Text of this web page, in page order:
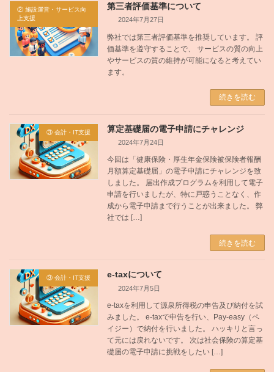
② 施設運営・サービス向
上支援
第三者評価基準について
2024年7月27日
弊社では第三者評価基準を推奨しています。 評
価基準を遵守することで、 サービスの質の向上
やサービスの質の維持が可能になると考えてい
ます。
続きを読む
③ 会計・IT支援 算定基礎届の電子申請にチャレンジ
2024年7月24日
今回は「健康保険・厚生年金保険被保険者報酬
月額算定基礎届」の電子申請にチャレンジを致
しました。 届出作成プログラムを利用して電子
申請を行いましたが、特に戸惑うことなく、作
成から電子申請まで行うことが出来ました。 弊
社では […]
続きを読む
③ 会計・IT支援 e-taxについて
2024年7月5日
e-taxを利用して源泉所得税の申告及び納付を試
みました。 e-taxで申告を行い、Pay-easy（ペ
イジー）で納付を行いました。 ハッキリと言っ
て元には戻れないです。 次は社会保険の算定基
礎届の電子申請に挑戦をしたい […]